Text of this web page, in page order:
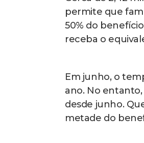
permite que
50% do
receba o
Em junho, o
ano. No
desde junho.
metade do